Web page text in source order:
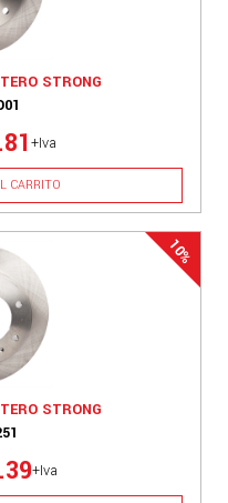
STRONG
+Iva
CARRITO
STRONG
+Iva